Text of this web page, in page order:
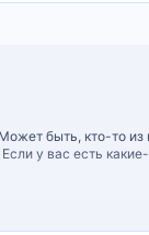
быть, кто-то из
у вас есть